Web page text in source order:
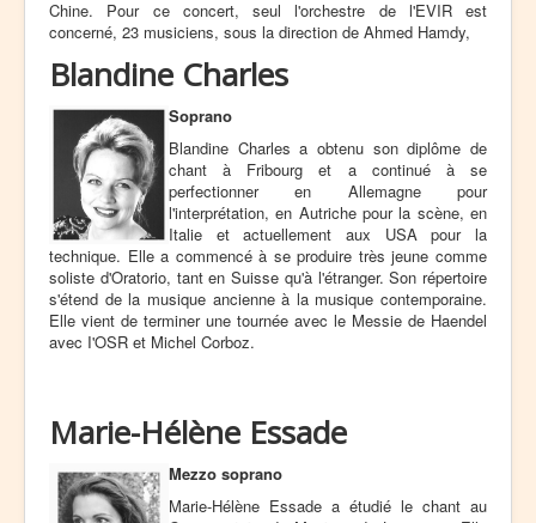
Chine. Pour ce concert, seul l'orchestre de l'EVIR est
concerné, 23 musiciens, sous la direction de Ahmed Hamdy,
Blandine Charles
Soprano
Blandine Charles a obtenu son diplôme de
chant à Fribourg et a continué à se
perfectionner en Allemagne pour
l'interprétation, en Autriche pour la scène, en
Italie et actuellement aux USA pour la
technique. Elle a commencé à se produire très jeune comme
soliste d'Oratorio, tant en Suisse qu'à l'étranger. Son répertoire
s'étend de la musique ancienne à la musique contemporaine.
Elle vient de terminer une tournée avec le Messie de Haendel
avec I'OSR et Michel Corboz.
Marie-Hélène Essade
Mezzo soprano
Marie-Hélène Essade a étudié le chant au